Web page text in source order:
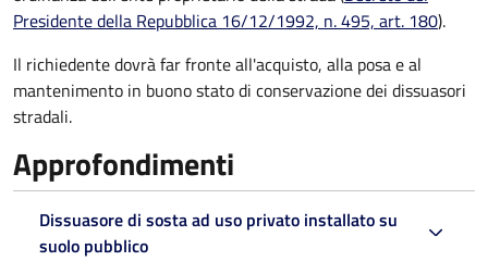
Presidente della Repubblica 16/12/1992, n. 495, art. 180).
Il richiedente dovrà far fronte all'acquisto, alla posa e al
mantenimento in buono stato di conservazionedei dissuasori
stradali.
Approfondimenti
Dissuasore di sosta ad uso privato installato su
suolo pubblico